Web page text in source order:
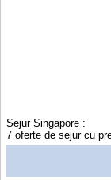
Sejur Singapore :
7 oferte de sejur cu